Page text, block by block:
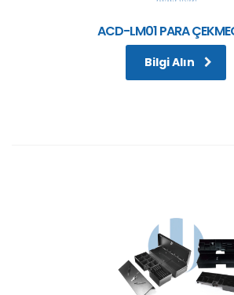
ACD-LM01 PARA
Bilgi Alın